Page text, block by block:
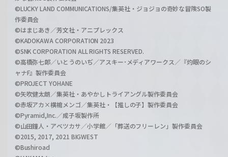
©LUCKY LAND COMMUNICATIONS/集英社・ジョジョの奇妙な冒険SO製
作委員会
©はまじあき／芳文社・アニプレックス
©KADOKAWA CORPORATION 2023
©SNK CORPORATION ALL RIGHTS RESERVED.
©高橋弥七郎／いとうのいぢ／アスキー･メディアワークス／『灼眼のシ
ャナF』製作委員会
©PROJECT YOHANE
©矢吹健太朗／集英社・あやかしトライアングル製作委員会
©赤坂アカ×横槍メンゴ／集英社・【推しの子】製作委員会
©Pyramid,Inc.／成子坂製作所
©山田鐘人・アベツカサ／小学館／「葬送のフリーレン」製作委員会
©2015, 2017, 2021 BIGWEST
©Bushiroad